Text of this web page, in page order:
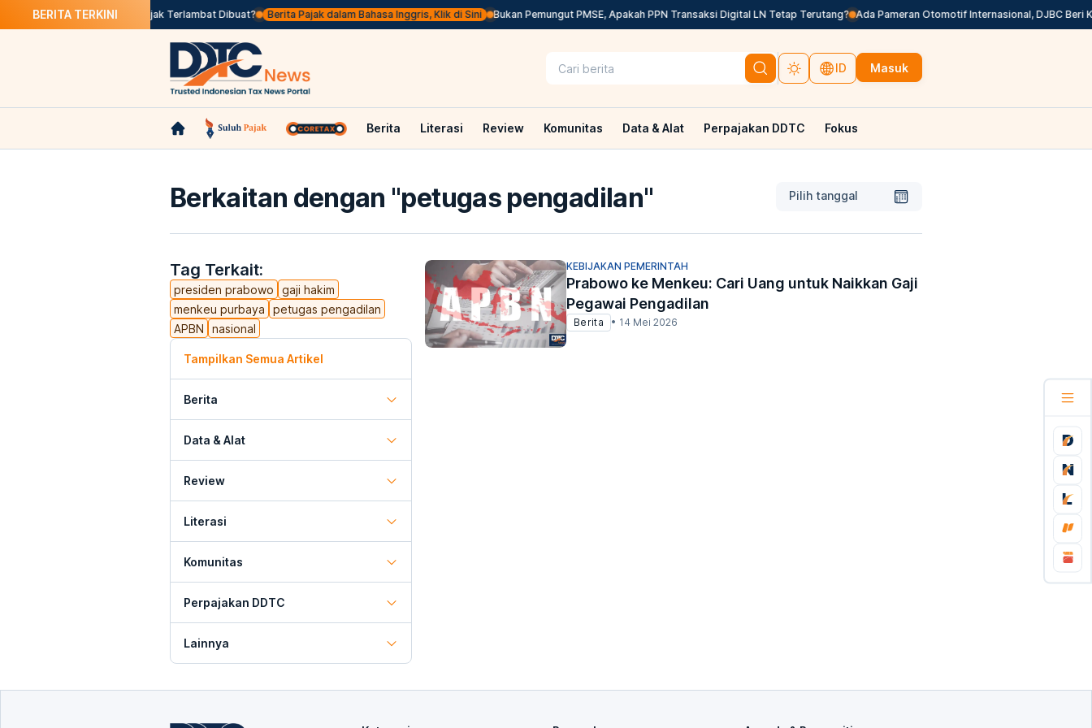
BERITA TERKINI
Seleksi Apa Itu Faktur Pajak Terlambat Dibuat? Berita Pajak dalam Bahasa Inggris, Klik di Sini Bukan Pemungut PMSE, Apakah PPN Transaksi Digital LN Tetap Terutang? Ada Pameran Otomotif Internasional, DJBC Beri
ID Masuk
Berita Literasi Review Komunitas Data & Alat Perpajakan DDTC Fokus
Berkaitan dengan "petugas pengadilan" Pilih tanggal
Tag Terkait:
presiden prabowo
gaji hakim
menkeu purbaya
petugas pengadilan
APBN
nasional
Tampilkan Semua Artikel
Berita
Data & Alat
Review
Literasi
Komunitas
Perpajakan DDTC
Lainnya
KEBIJAKAN PEMERINTAH
Prabowo ke Menkeu: Cari Uang untuk Naikkan Gaji
Pegawai Pengadilan
Berita • 14 Mei 2026